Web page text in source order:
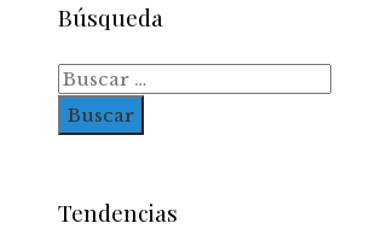
Búsqueda
Buscar:
Tendencias